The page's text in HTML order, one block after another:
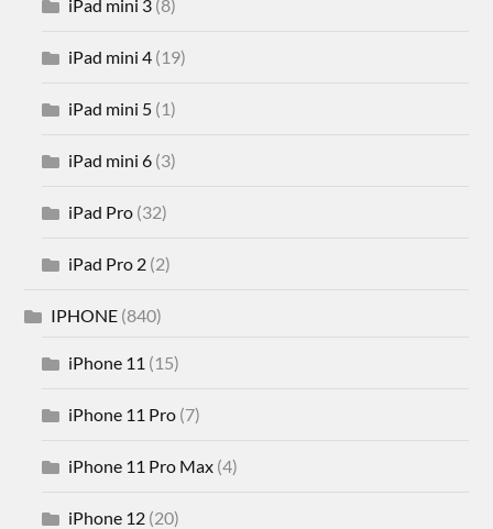
iPad mini 3 (8)
iPad mini 4 (19)
iPad mini 5 (1)
iPad mini 6 (3)
iPad Pro (32)
iPad Pro 2 (2)
IPHONE (840)
iPhone 11 (15)
iPhone 11 Pro (7)
iPhone 11 Pro Max (4)
iPhone 12 (20)